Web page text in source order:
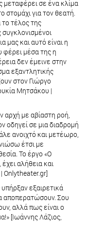
μεταφέρει σε ένα κλίμα
στομάχι για τον θεατή.
τέλος της
μας και αυτό είναι η
φέρει μέσα της η
δεν έμεινε στην
εξαντλητικής
στον Γιώργο
Μητσάκου |
αρχή με αβίαστη ροή,
οδηγεί σε μια διαδρομή
ανοιχτό και μετέωρο,
έτσι με
Το έργο «Ο
αλήθεια και
Onlytheater.gr]
εξαιρετικά
αποπερατώσουν. Σου
αλλά πως είναι ο
[Ιωάννης Λάζιος,